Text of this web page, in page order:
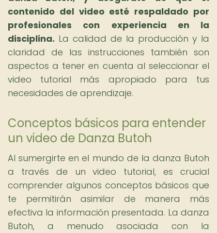
contenido del video esté respaldado por
profesionales con experiencia en la
disciplina. La calidad de la producción y la
claridad de las instrucciones también son
aspectos a tener en cuenta al seleccionar el
video tutorial más apropiado para tus
necesidades de aprendizaje.
Conceptos básicos para entender
un video de Danza Butoh
Al sumergirte en el mundo de la danza Butoh
a través de un video tutorial, es crucial
comprender algunos conceptos básicos que
te permitirán asimilar de manera más
efectiva la información presentada. La danza
Butoh, a menudo asociada con la